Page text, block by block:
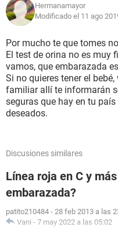
Hermanamayor
Modificado el 11 ago
Por mucho te que tomes
El test de orina no es muy
vamos, que embarazada
Si no quieres tener el
familiar allí te informarán
seguras que hay en tu
deseados.
Discusiones similares
Línea roja en C y
embarazada?
patito210484 - 28 feb 2013 a las
Vani - 7 may 2022 a las 05:02